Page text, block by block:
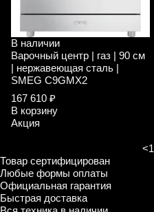
В наличии
Варочный центр | газ | 90 см
| нержавеющая сталь |
SMEG C9GMX2
167 610 ₽
В корзину
Акция
<1
Товар сертифицирован
Любые формы оплаты
Официальная гарантия
Быстрая доставка